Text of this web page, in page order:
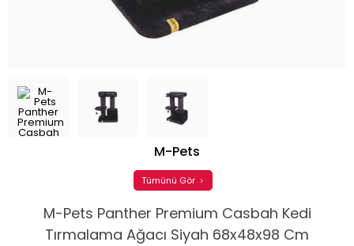
M-Pets Panther Premium Casbah Kedi
Tırmalama Ağacı Siyah 68x48x98 Cm
M-Pets
Tümünü Gör